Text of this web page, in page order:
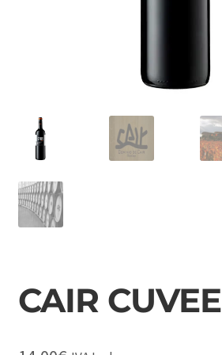
CAIR CUVEE